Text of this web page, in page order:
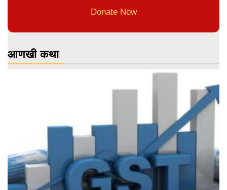
Donate Now
आणखी कथा